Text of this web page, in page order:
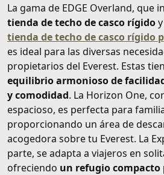
La gama de EDGE Overland, que
tienda de techo de casco rígido
tienda de techo de casco rígido
es ideal para las diversas
propietarios del Everest. Estas
equilibrio armonioso de
y comodidad. La Horizon One,
espacioso, es perfecta para
proporcionando un área de
acogedora sobre tu Everest. La
parte, se adapta a viajeros en
ofreciendo un refugio compacto